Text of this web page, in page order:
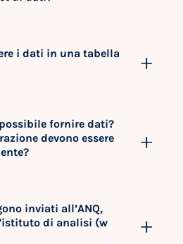
i dati in una tabella
fornire dati?
devono essere
inviati all’ANQ,
di analisi (w